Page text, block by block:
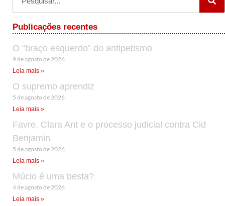
Publicações recentes
O “braço esquerdo” do antipetismo
9 de agosto de 2026
Leia mais »
O supremo aprendiz
5 de agosto de 2026
Leia mais »
Favre, Clara Ant e o processo judicial contra Cid
Benjamin
5 de agosto de 2026
Leia mais »
Múcio é uma besta?
4 de agosto de 2026
Leia mais »